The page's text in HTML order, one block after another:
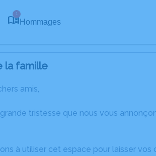
1
Hommages
la famille
amis,
grande tristesse que nous vous
à utiliser cet espace pour laisser